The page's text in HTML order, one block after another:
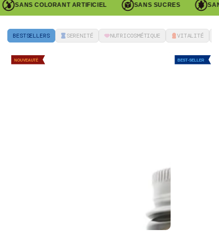
ARTIFICIEL SANS SUCRES SANS GLUTEN
BESTSELLERS SERENITÉ NUTRICOSMÉTIQUE VITALITÉ
Gummies ULTRA SLIM MOROSIL | Brûle-graisse et régulation du
NOUVEAUTÉ Gummies
BEST-SELLER